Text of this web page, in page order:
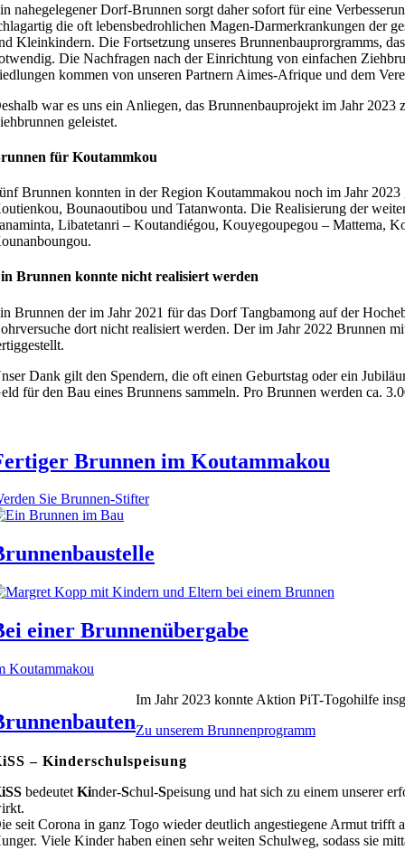
nahegelegener Dorf-Brunnen sorgt daher sofort für eine
die oft lebensbedrohlichen Magen-Darmerkrankungen der
Kleinkindern. Die Fortsetzung unseres Brunnenbauprorgramms,
Die Nachfragen nach der Einrichtung von einfachen
kommen von unseren Partnern Aimes-Afrique und dem
war es uns ein Anliegen, das Brunnenbauprojekt im Jahr
geleistet.
für Koutammkou
Brunnen konnten in der Region Koutammakou noch im Jahr
Bounaoutibou und Tatanwonta. Die Realisierung der
Libatetanri – Koutandiégou, Kouyegoupegou – Mattema,
Brunnen konnte nicht realisiert werden
Brunnen der im Jahr 2021 für das Dorf Tangbamong auf der
dort nicht realisiert werden. Der im Jahr 2022 Brunnen
Dank gilt den Spendern, die oft einen Geburtstag oder ein
für den Bau eines Brunnens sammeln. Pro Brunnen werden ca.
Brunnen im Koutammakou
Sie Brunnen-Stifter
einer Brunnenübergabe
Koutammakou
Im Jahr 2023 konnte Aktion PiT-Togohilfe
Zu unserem Brunnenprogramm
– Kinderschulspeisung
bedeutet Kinder-Schul-Speisung und hat sich zu einem unserer
seit Corona in ganz Togo wieder deutlich angestiegene Armut trifft
Viele Kinder haben einen sehr weiten Schulweg, sodass sie